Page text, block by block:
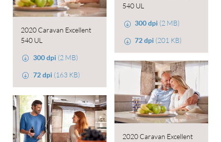
540 UL
300 dpi (2 MB)
72 dpi (201 KB)
2020 Caravan Excellent
540 UL
300 dpi (2 MB)
72 dpi (163 KB)
2020 Caravan Excellent